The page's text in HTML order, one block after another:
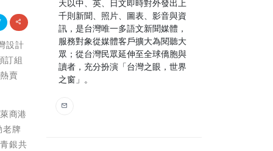
設計
訂組
賣
商港
牌
銀共
天以中、英、日文即時對外發出上
千則新聞、照片、圖表、影音與資
訊，是台灣唯一多語文新聞媒體，
服務對象從媒體客戶擴大為閱聽大
眾；從台灣民眾延伸至全球僑胞與
讀者，充分扮演「台灣之眼，世界
之窗」。